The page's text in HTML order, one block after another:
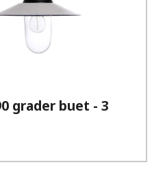
grader buet - 3